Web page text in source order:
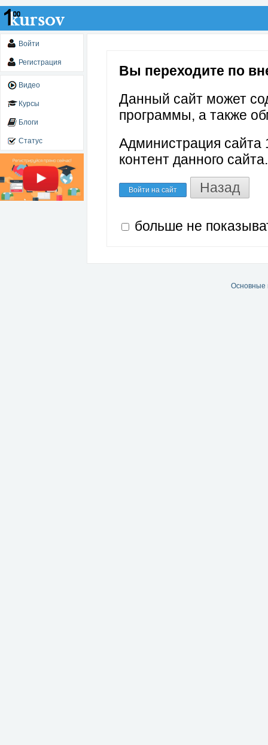
Войти
Регистрация
Видео
Курсы
Блоги
Статус
Вы переходите по
Данный сайт может
программы, а также
Администрация сайта
контент данного сайта.
Войти на сайт Назад
больше не
Основные